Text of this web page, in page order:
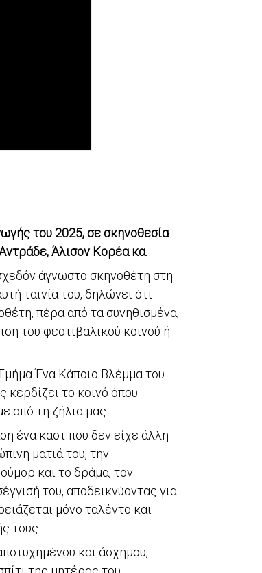
του 2025, σε σκηνοθεσία
Άλισον Κορέα κα.
άγνωστο σκηνοθέτη στη
ταινία του, δηλώνει ότι
πέρα από τα συνηθισμένα,
του φεστιβαλικού κοινού ή
Ένα Κάποιο Βλέμμα του
το κοινό όπου
από τη ζήλια μας.
ένα καστ που δεν είχε άλλη
ματιά του, την
και το δράμα, τον
του, αποδεικνύοντας για
μόνο ταλέντο και
τους.
και άσχημου,